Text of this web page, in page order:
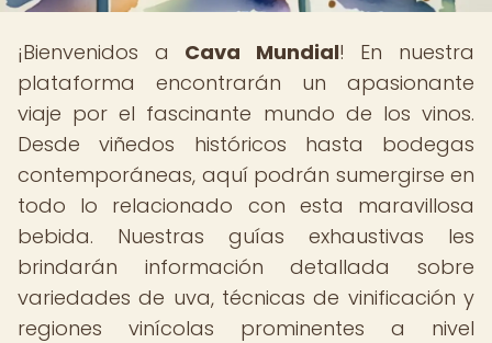
¡Bienvenidos a Cava Mundial! En nuestra
plataforma encontrarán un apasionante
viaje por el fascinante mundo de los vinos.
Desde viñedos históricos hasta bodegas
contemporáneas, aquí podrán sumergirse en
todo lo relacionado con esta maravillosa
bebida. Nuestras guías exhaustivas les
brindarán información detallada sobre
variedades de uva, técnicas de vinificación y
regiones vinícolas prominentes a nivel